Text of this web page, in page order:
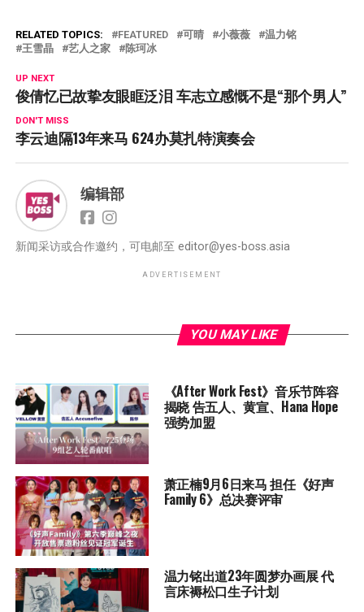
RELATED TOPICS: FEATURED 可晴 小薇薇
温力铭
王雪晶
艺人之家 陈珂冰
UP NEXT
俊倩忆已故挚友眼眶泛泪 车志立感慨不是“那个男人”
DON'T MISS
李云迪隔13年来马 624办莫扎特演奏会
编辑部
新闻采访或合作邀约，可电邮至 editor@yes-boss.asia
ADVERTISEMENT
YOU MAY LIKE
《After Work Fest》音乐节阵容
揭晓 告五人、黄宣、Hana Hope
强势加盟
萧正楠9月6日来马 担任《好声
Family 6》总决赛评审
温力铭出道23年圆梦办画展 代
言床褥松口生子计划